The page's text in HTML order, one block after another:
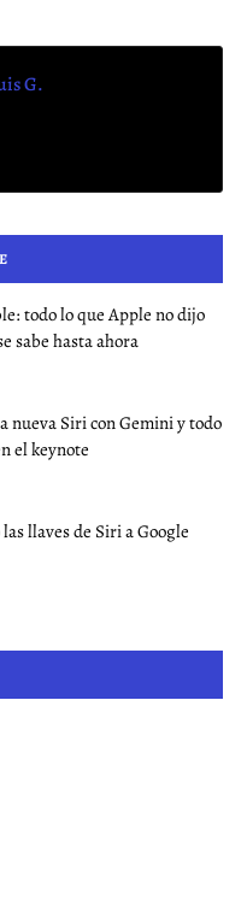
G.
todo lo que Apple no dijo
sabe hasta ahora
nueva Siri con Gemini y todo
el keynote
llaves de Siri a Google